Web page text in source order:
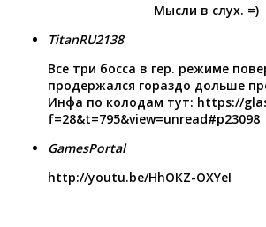
Мысли в слух. =)
TitanRU2138
Все три босса в гер. режиме
продержался гораздо дольше
Инфа по колодам тут: https://
f=28&t=795&view=unread#p23098
GamesPortal
http://youtu.be/HhOKZ-OXYeI